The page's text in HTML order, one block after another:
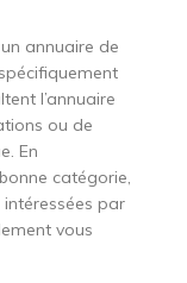
annuaire de
l’annuaire
ou de
En
catégorie,
par
vous